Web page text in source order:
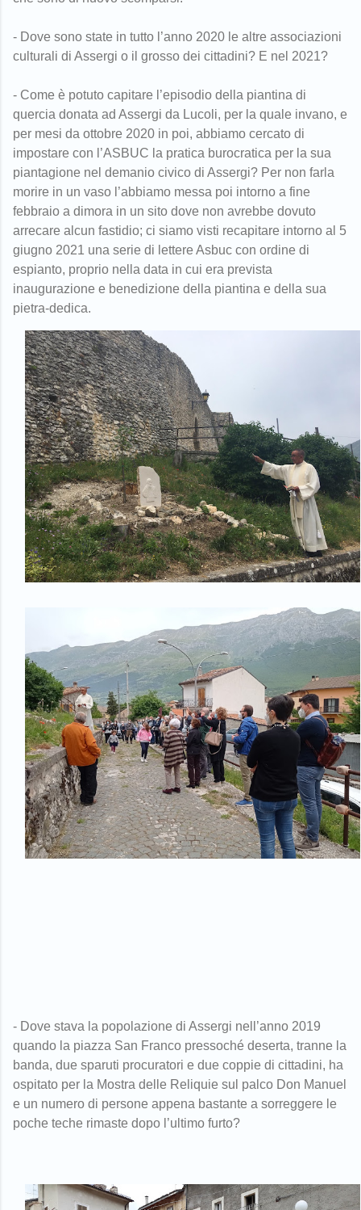
- Dove sono state in tutto l’anno 2020 le altre associazioni
culturali di Assergi o il grosso dei cittadini? E nel 2021?
- Come è potuto capitare l’episodio della piantina di
quercia donata ad Assergi da Lucoli, per la quale invano, e
per mesi da ottobre 2020 in poi, abbiamo cercato di
impostare con l’ASBUC la pratica burocratica per la sua
piantagione nel demanio civico di Assergi? Per non farla
morire in un vaso l’abbiamo messa poi intorno a fine
febbraio a dimora in un sito dove non avrebbe dovuto
arrecare alcun fastidio; ci siamo visti recapitare intorno al 5
giugno 2021 una serie di lettere Asbuc con ordine di
espianto, proprio nella data in cui era prevista
inaugurazione e benedizione della piantina e della sua
pietra-dedica.
- Dove stava la popolazione di Assergi nell’anno 2019
quando la piazza San Franco pressoché deserta, tranne la
banda, due sparuti procuratori e due coppie di cittadini, ha
ospitato per la Mostra delle Reliquie sul palco Don Manuel
e un numero di persone appena bastante a sorreggere le
poche teche rimaste dopo l’ultimo furto?